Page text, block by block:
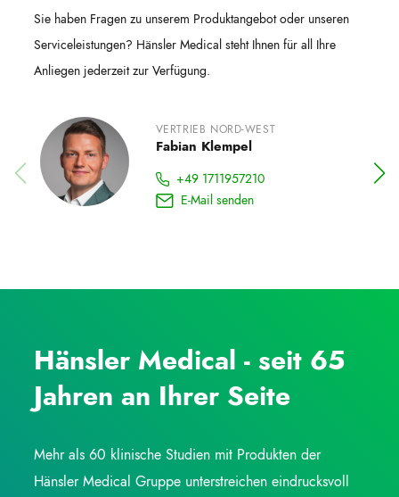
Sie haben Fragen zu unserem Produktangebot oder unseren
Serviceleistungen? Hänsler Medical steht Ihnen für all Ihre
Anliegen jederzeit zur Verfügung.
VERTRIEB NORD-WEST
Fabian Klempel
+49 1711957210
E-Mail senden
Hänsler Medical - seit 65
Jahren an Ihrer Seite
Mehr als 60 klinische Studien mit Produkten der
Hänsler Medical Gruppe unterstreichen eindrucksvoll